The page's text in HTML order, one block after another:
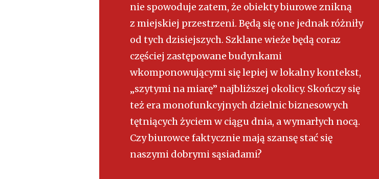
nie spowoduje zatem, że obiekty biurowe znikną
z miejskiej przestrzeni. Będą się one jednak różniły
od tych dzisiejszych. Szklane wieże będą coraz
częściej zastępowane budynkami
wkomponowującymi się lepiej w lokalny kontekst,
„szytymi na miarę” najbliższej okolicy. Skończy się
też era monofunkcyjnych dzielnic biznesowych
tętniących życiem w ciągu dnia, a wymarłych nocą.
Czy biurowce faktycznie mają szansę stać się
naszymi dobrymi sąsiadami?